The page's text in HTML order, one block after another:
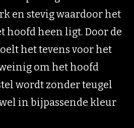
en stevig waardoor het
hoofd heen ligt. Door de
het tevens voor het
om het hoofd
wordt zonder teugel
in bijpassende kleur